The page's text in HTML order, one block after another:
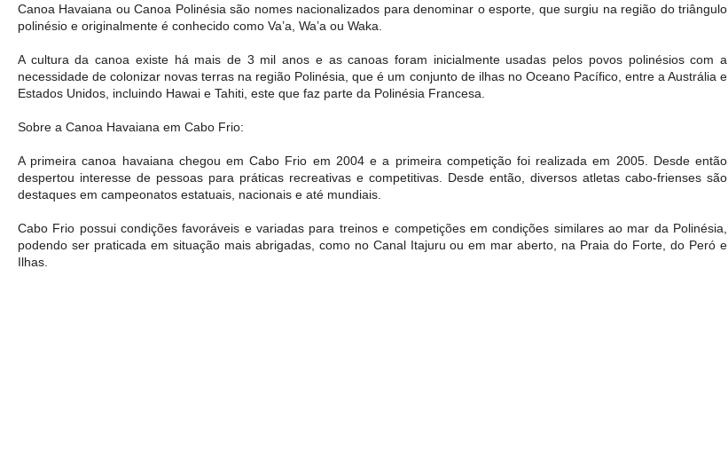
Canoa Havaiana ou Canoa Polinésia são nomes nacionalizados para denominar o esporte, que surgiu na região do triângulo
polinésio e originalmente é conhecido como Va’a, Wa’a ou Waka.
A cultura da canoa existe há mais de 3 mil anos e as canoas foram inicialmente usadas pelos povos polinésios com a
necessidade de colonizar novas terras na região Polinésia, que é um conjunto de ilhas no Oceano Pacífico, entre a Austrália e
Estados Unidos, incluindo Hawai e Tahiti, este que faz parte da Polinésia Francesa.
Sobre a Canoa Havaiana em Cabo Frio:
A primeira canoa havaiana chegou em Cabo Frio em 2004 e a primeira competição foi realizada em 2005. Desde então
despertou interesse de pessoas para práticas recreativas e competitivas. Desde então, diversos atletas cabo-frienses são
destaques em campeonatos estatuais, nacionais e até mundiais.
Cabo Frio possui condições favoráveis e variadas para treinos e competições em condições similares ao mar da Polinésia,
podendo ser praticada em situação mais abrigadas, como no Canal Itajuru ou em mar aberto, na Praia do Forte, do Peró e
Ilhas.